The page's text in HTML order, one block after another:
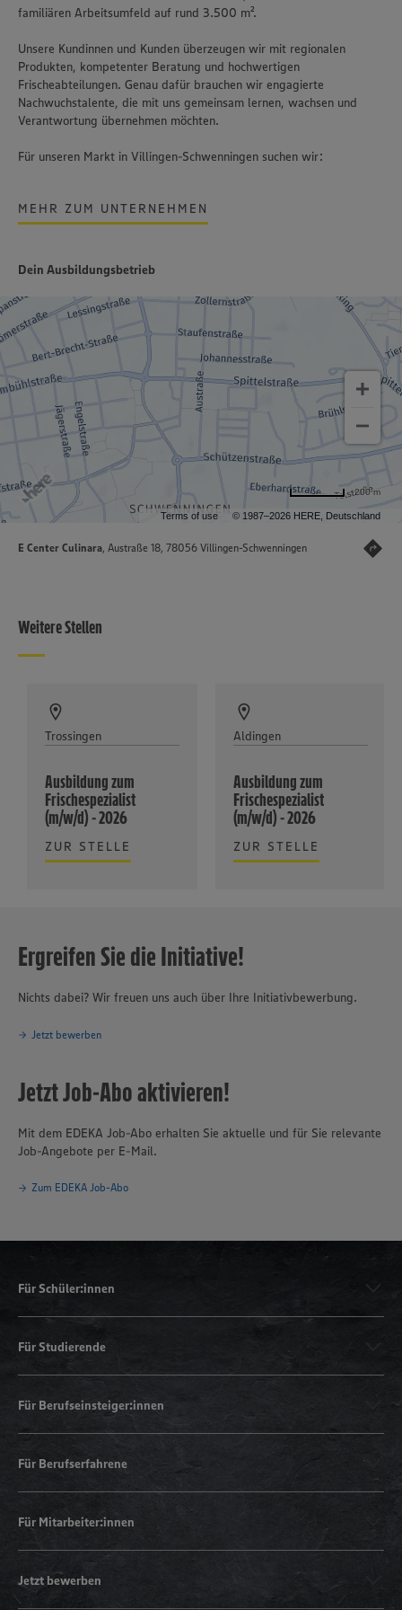
familiären Arbeitsumfeld auf rund 3.500 m².
Unsere Kundinnen und Kunden überzeugen wir mit regionalen
Produkten, kompetenter Beratung und hochwertigen
Frischeabteilungen. Genau dafür brauchen wir engagierte
Nachwuchstalente, die mit uns gemeinsam lernen, wachsen und
Verantwortung übernehmen möchten.
Für unseren Markt in Villingen-Schwenningen suchen wir:
MEHR ZUM UNTERNEHMEN
Dein Ausbildungsbetrieb
Terms of use © 1987–2026 HERE, Deutschland
200 m
E Center Culinara, Austraße 18, 78056 Villingen-Schwenningen
Weitere Stellen
Trossingen
Ausbildung zum
Frischespezialist
(m/w/d) - 2026
ZUR STELLE
Aldingen
Ausbildung zum
Frischespezialist
(m/w/d) - 2026
ZUR STELLE
Ergreifen Sie die Initiative!
Nichts dabei? Wir freuen uns auch über Ihre Initiativbewerbung.
Jetzt bewerben
Jetzt Job-Abo aktivieren!
Mit dem EDEKA Job-Abo erhalten Sie aktuelle und für Sie relevante
Job-Angebote per E-Mail.
Zum EDEKA Job-Abo
Für Schüler:innen
Für Studierende
Für Berufseinsteiger:innen
Für Berufserfahrene
Für Mitarbeiter:innen
Jetzt bewerben